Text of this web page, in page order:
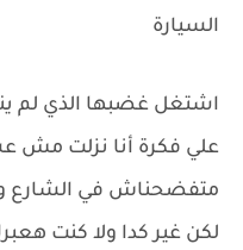
السيارة
اشتغل غضبها الذي لم
علي فكرة أنا نزلت
متفضحناش في الشارع
لكن غير كدا ولا كنت